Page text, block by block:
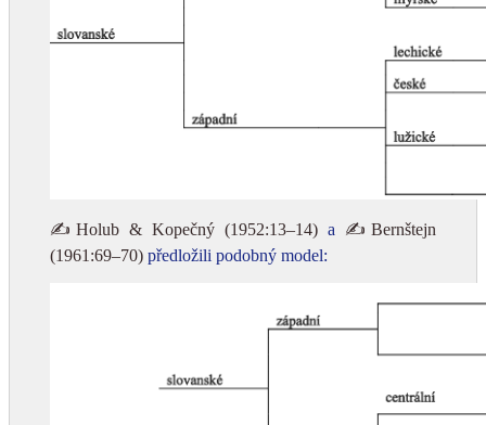
✍Holub & Kopečný (1952:13–14)a ✍Bernštejn
(1961:69–70) předložili podobný model: